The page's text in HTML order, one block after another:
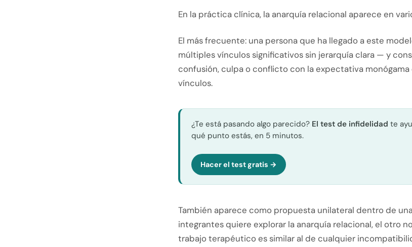
En la práctica clínica, la anarquía relacional aparece en
El más frecuente: una persona que ha llegado a este
múltiples vínculos significativos sin jerarquía clara — y
confusión, culpa o conflicto con la expectativa monógama
vínculos.
¿Te está pasando algo parecido? El test de infidelidad te
qué punto estás, en 5 minutos.
Hacer el test gratis →
También aparece como propuesta unilateral dentro de
integrantes quiere explorar la anarquía relacional, el otro
trabajo terapéutico es similar al de cualquier